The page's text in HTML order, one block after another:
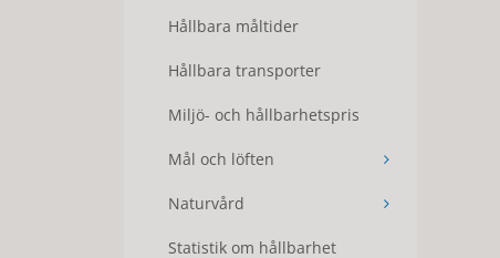
Hållbara måltider
Hållbara transporter
Miljö- och hållbarhetspris
Mål och löften
Naturvård
Statistik om hållbarhet